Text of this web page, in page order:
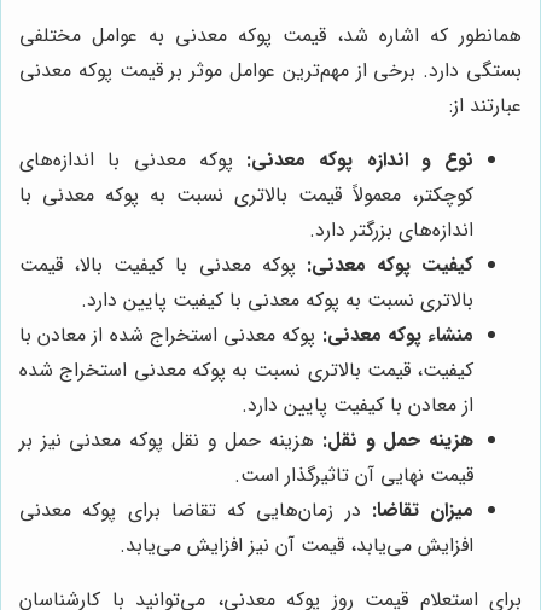
همانطور که اشاره شد، قیمت پوکه معدنی به عوامل مختلفی
بستگی دارد. برخی از مهم‌ترین عوامل موثر بر قیمت پوکه معدنی
عبارتند از:
نوع و اندازه پوکه معدنی: پوکه معدنی با اندازه‌های
کوچکتر، معمولاً قیمت بالاتری نسبت به پوکه معدنی با
اندازه‌های بزرگتر دارد.
کیفیت پوکه معدنی: پوکه معدنی با کیفیت بالا، قیمت
بالاتری نسبت به پوکه معدنی با کیفیت پایین دارد.
منشاء پوکه معدنی: پوکه معدنی استخراج شده از معادن با
کیفیت، قیمت بالاتری نسبت به پوکه معدنی استخراج شده
از معادن با کیفیت پایین دارد.
هزینه حمل و نقل: هزینه حمل و نقل پوکه معدنی نیز بر
قیمت نهایی آن تاثیرگذار است.
میزان تقاضا: در زمان‌هایی که تقاضا برای پوکه معدنی
افزایش می‌یابد، قیمت آن نیز افزایش می‌یابد.
برای استعلام قیمت روز پوکه معدنی، می‌توانید با کارشناسان